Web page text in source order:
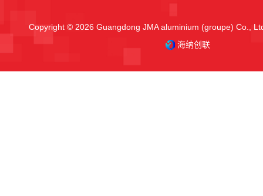
Copyright © 2026 Guangdong JMA aluminium (groupe) Co.,
海纳创联